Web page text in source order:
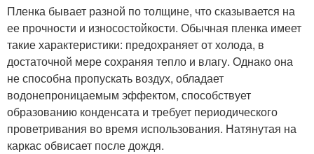
Пленка бывает разной по толщине, что сказывается на
ее прочности и износостойкости. Обычная пленка имеет
такие характеристики: предохраняет от холода, в
достаточной мере сохраняя тепло и влагу. Однако она
не способна пропускать воздух, обладает
водонепроницаемым эффектом, способствует
образованию конденсата и требует периодического
проветривания во время использования. Натянутая на
каркас обвисает после дождя.